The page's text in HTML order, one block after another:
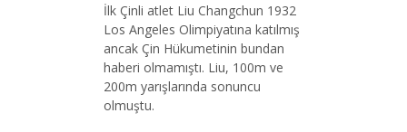
İlk Çinli atlet Liu Changchun 1932
Los Angeles Olimpiyatına katılmış
ancak Çin Hükumetinin bundan
haberi olmamıştı. Liu, 100m ve
200m yarışlarında sonuncu
olmuştu.